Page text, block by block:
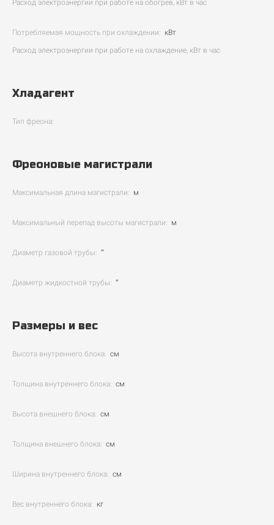
Расход электроэнергии при работе на обогрев, кВт в час
Потребляемая мощность при охлаждении: кВт
Расход электроэнергии при работе на охлаждение, кВт в час
Хладагент
Тип фреона:
Фреоновые магистрали
Максимальная длина магистрали: м
Максимальный перепад высоты магистрали: м
Диаметр газовой трубы: ″
Диаметр жидкостной трубы: ″
Размеры и вес
Высота внутреннего блока: см
Толщина внутреннего блока: см
Высота внешнего блока: см
Толщина внешнего блока: см
Ширина внутреннего блока: см
Вес внутреннего блока: кг